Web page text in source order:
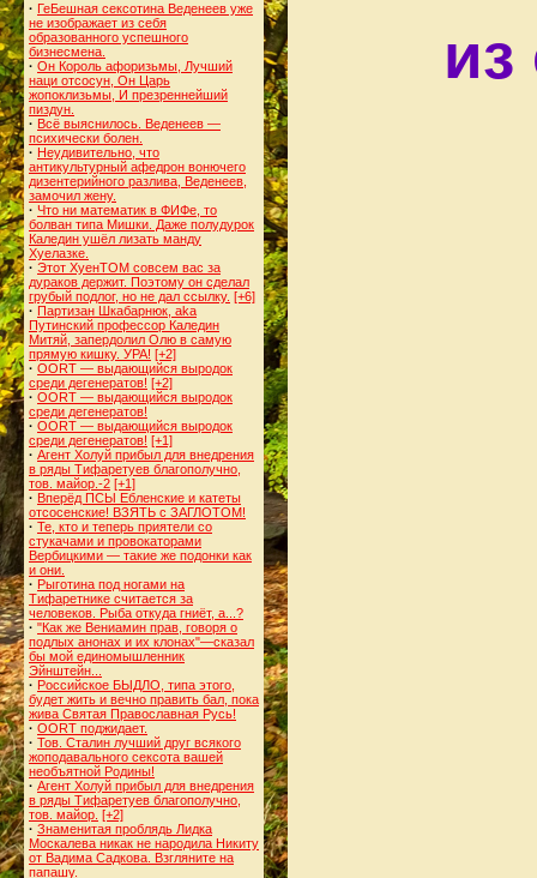
· ГеБешная сексотина Веденеев уже
не изображает из себя
образованного успешного
бизнесмена.
· Он Король афоризьмы, Лучший
наци отсосун, Он Царь
жопоклизьмы, И презреннейший
пиздун.
· Всё выяснилось. Веденеев —
психически болен.
· Неудивительно, что
антикультурный афедрон вонючего
дизентерийного разлива, Веденеев,
замочил жену.
· Что ни математик в ФИФе, то
болван типа Мишки. Даже полудурок
Каледин ушёл лизать манду
Хуелазке.
· Этот ХуенТОМ совсем вас за
дураков держит. Поэтому он сделал
грубый подлог, но не дал ссылку. [+6]
· Партизан Шкабарнюк, aka
Путинский профессор Каледин
Митяй, запердолил Олю в самую
прямую кишку. УРА! [+2]
· OORT — выдающийся выродок
среди дегенератов! [+2]
· OORT — выдающийся выродок
среди дегенератов!
· OORT — выдающийся выродок
среди дегенератов! [+1]
· Агент Холуй прибыл для внедрения
в ряды Тифаретуев благополучно,
тов. майор.-2 [+1]
· Вперёд ПСЫ Ебленские и катеты
отсосенские! ВЗЯТЬ с ЗАГЛОТОМ!
· Те, кто и теперь приятели со
стукачами и провокаторами
Вербицкими — такие же подонки как
и они.
· Рыготина под ногами на
Тифаретнике считается за
человеков. Рыба откуда гниёт, а...?
· "Как же Вениамин прав, говоря о
подлых анонах и их клонах"—сказал
бы мой единомышленник
Эйнштейн...
· Российское БЫДЛО, типа этого,
будет жить и вечно править бал, пока
жива Святая Православная Русь!
· OORT поджидает.
· Тов. Сталин лучший друг всякого
жоподавального сексота вашей
необъятной Родины!
· Агент Холуй прибыл для внедрения
в ряды Тифаретуев благополучно,
тов. майор. [+2]
· Знаменитая проблядь Лидка
Москалева никак не народила Никиту
от Вадима Садкова. Взгляните на
папашу.
из